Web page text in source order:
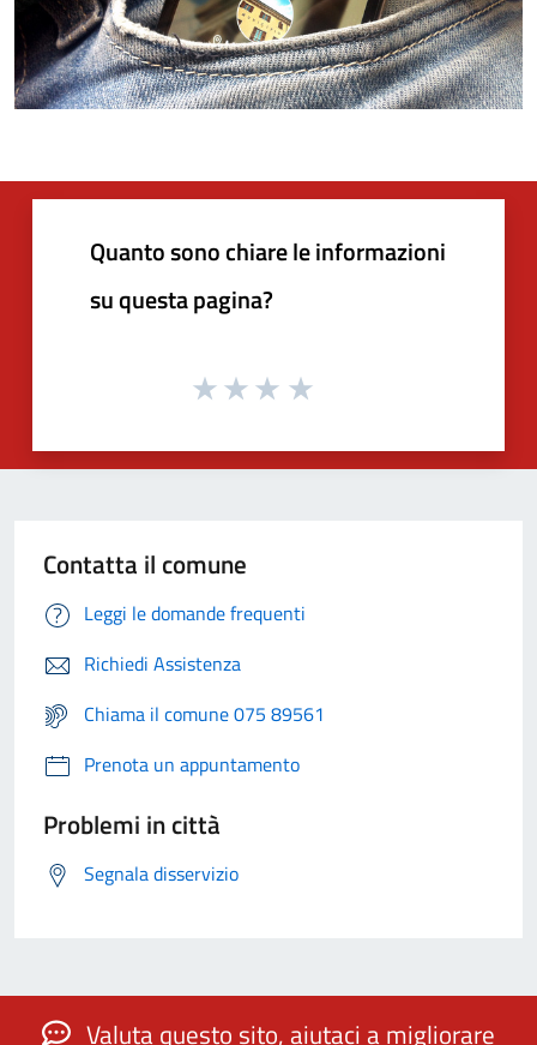
Quanto sono chiare le informazioni
su questa pagina?
Contatta il comune
Leggi le domande frequenti
Richiedi Assistenza
Chiama il comune 075 89561
Prenota un appuntamento
Problemi in città
Segnala disservizio
Valuta questo sito, aiutaci a migliorare